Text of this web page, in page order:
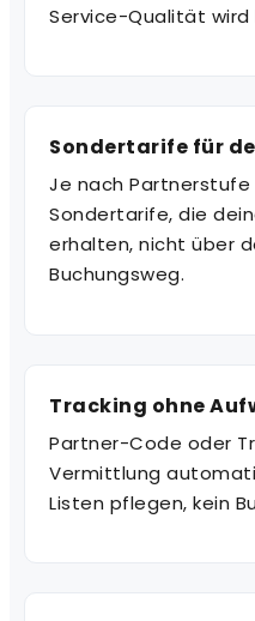
Service-Qualität wird
Sondertarife für
Je nach Partnerstufe
Sondertarife, die
erhalten, nicht über
Buchungsweg.
Tracking ohne
Partner-Code oder
Vermittlung
Listen pflegen, kein